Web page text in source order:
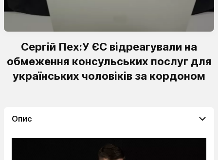
Сергій Пех:У ЄС відреагували на
обмеження консульських послуг для
українських чоловіків за кордоном
Опис